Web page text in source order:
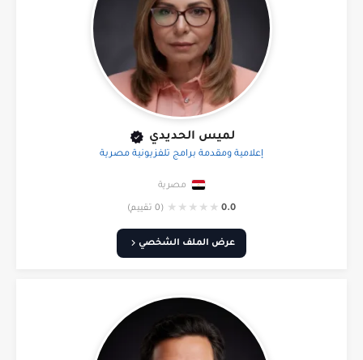
لميس الحديدي
إعلامية ومقدمة برامج تلفزيونية مصرية
مصرية
0.0
★
★
★
★
★ (0 تقييم)
عرض الملف الشخصي